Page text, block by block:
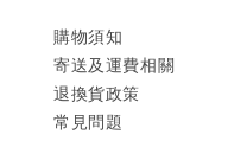
購物須知
寄送及運費相關
退換貨政策
常見問題